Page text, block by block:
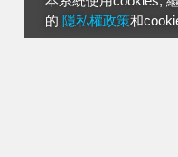
的 隱私權政策和